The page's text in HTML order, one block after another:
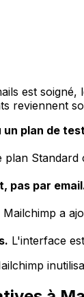
est
reviennent
plan de
plan
pas par
Mailchimp a
L'interface